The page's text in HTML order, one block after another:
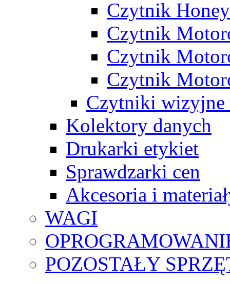
Czytnik
Czytnik
Czytnik
Czytnik
Czytniki wizyjne
Kolektory danych
Drukarki etykiet
Sprawdzarki cen
Akcesoria i
WAGI
POZOSTAŁY